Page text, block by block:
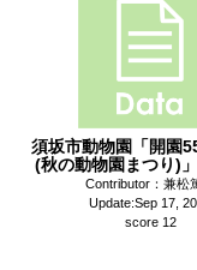
須坂市動物園「開園
(秋の動物園まつり)
Contributor：兼松
Update:Sep 17,
score 12